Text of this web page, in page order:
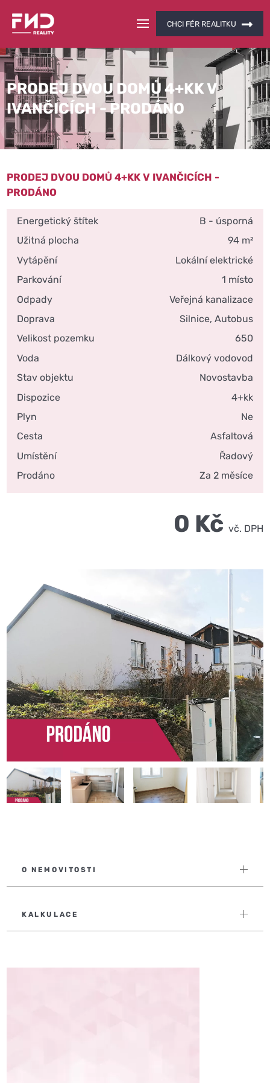
CHCI FÉR REALITKU
PRODEJ DVOU DOMŮ 4+KK V
IVANČICÍCH - PRODÁNO
PRODEJ DVOU DOMŮ 4+KK V IVANČICÍCH -
PRODÁNO
Energetický štítek
B - úsporná
Užitná plocha
94 m²
Vytápění
Lokální elektrické
Parkování
1 místo
Odpady
Veřejná kanalizace
Doprava
Silnice, Autobus
Velikost pozemku
650
Voda
Dálkový vodovod
Stav objektu
Novostavba
Dispozice
4+kk
Plyn
Ne
Cesta
Asfaltová
Umístění
Řadový
Prodáno
Za 2 měsíce
0 Kč vč. DPH
O NEMOVITOSTI
KALKULACE